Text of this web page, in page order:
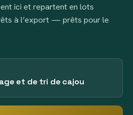
ici et repartent en lots
à l’export — prêts pour le
et de tri de cajou